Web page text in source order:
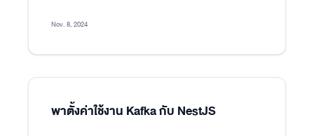
Nov. 8, 2024
พาตั้งค่าใช้งาน Kafka กับ NestJS